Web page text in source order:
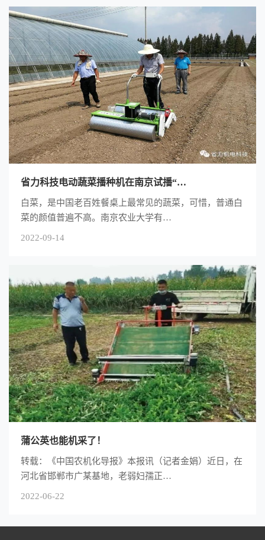
省力科技电动蔬菜播种机在南京试播“…
白菜，是中国老百姓餐桌上最常见的蔬菜，可惜，普通白
菜的颜值普遍不高。南京农业大学有…
2022-09-14
蒲公英也能机采了！
转载：《中国农机化导报》本报讯（记者金娟）近日，在
河北省邯郸市广某基地，老弱妇孺正…
2022-06-22